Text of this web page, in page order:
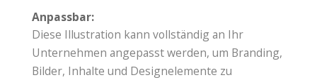
Anpassbar:
Diese Illustration kann vollständig an Ihr
Unternehmen angepasst werden, um Branding,
Bilder, Inhalte und Designelemente zu